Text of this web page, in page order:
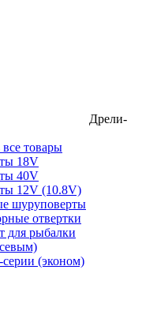
Дрели-
товары
18V
40V
12V (10.8V)
шуруповерты
отвертки
для рыбалки
(эконом)